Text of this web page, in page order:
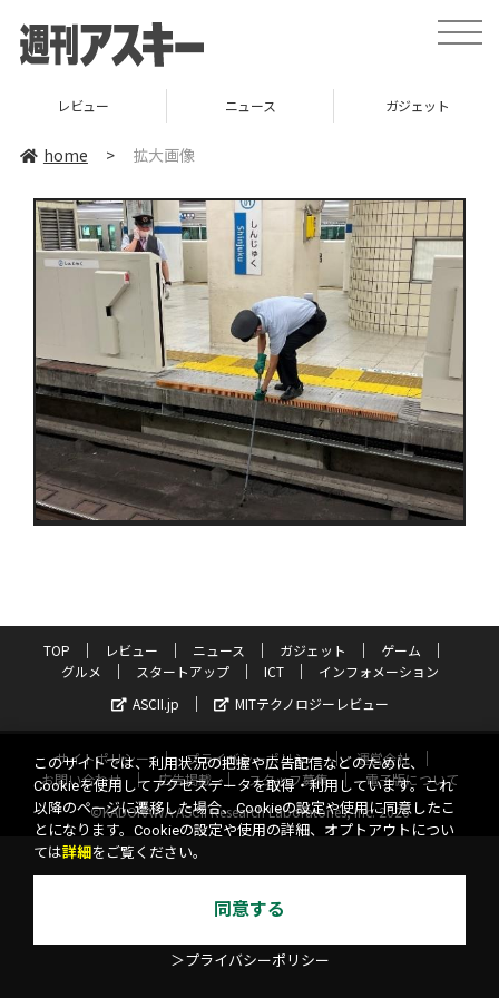
toggle
レビュー ニュース ガジェット
home > 拡大画像
TOP レビュー ニュース ガジェット
ゲーム
グルメ
スタートアップ ICT
インフォメーション
ASCII.jp
MITテクノロジーレビュー
サイトポリシー プライバシーポリシー
運営会社
お問い合わせ
広告掲載 スタッフ募集
電子版について
©KADOKAWA ASCII Research Laboratories, Inc. 2026
このサイトでは、利用状況の把握や広告配信などのために、
Cookieを使用してアクセスデータを取得・利用しています。これ
以降のページに遷移した場合、Cookieの設定や使用に同意したこ
とになります。Cookieの設定や使用の詳細、オプトアウトについ
ては詳細 をご覧ください。
同意する
＞プライバシーポリシー